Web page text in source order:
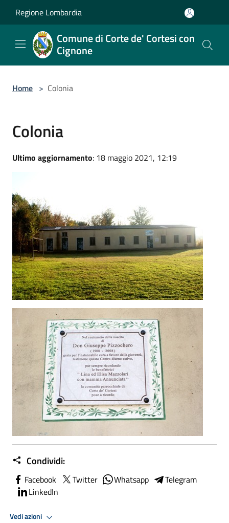
Regione Lombardia
Comune di Corte de' Cortesi con
Cignone
Home > Colonia
Colonia
Ultimo aggiornamento: 18 maggio 2021, 12:19
Condividi:
Facebook Twitter Whatsapp
Telegram
LinkedIn
Vedi azioni